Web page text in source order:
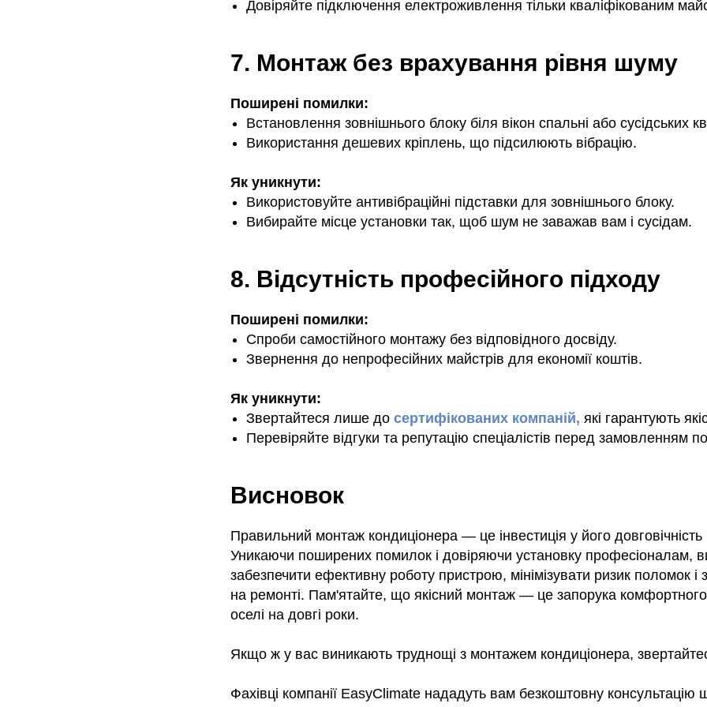
Довіряйте підключення електроживлення тільки кваліфікованим
7. Монтаж без врахування рівня шуму
Поширені помилки:
Встановлення зовнішнього блоку біля вікон спальні або сусідських
Використання дешевих кріплень, що підсилюють вібрацію.
Як уникнути:
Використовуйте антивібраційні підставки для зовнішнього блоку.
Вибирайте місце установки так, щоб шум не заважав вам і сусідам.
8. Відсутність професійного підходу
Поширені помилки:
Спроби самостійного монтажу без відповідного досвіду.
Звернення до непрофесійних майстрів для економії коштів.
Як уникнути:
Звертайтеся лише до сертифікованих компаній, які гарантують
Перевіряйте відгуки та репутацію спеціалістів перед замовленням
Висновок
Правильний монтаж кондиціонера — це інвестиція у його довговічність
Уникаючи поширених помилок і довіряючи установку професіоналам,
забезпечити ефективну роботу пристрою, мінімізувати ризик поломок
на ремонті. Пам'ятайте, що якісний монтаж — це запорука комфортного
оселі на довгі роки.
Якщо ж у вас виникають труднощі з монтажем кондиціонера,
Фахівці компанії EasyClimate нададуть вам безкоштовну консультацію